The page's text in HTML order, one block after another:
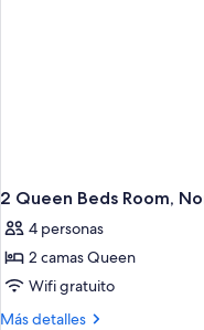
2 Queen Beds Room,
4 personas
2 camas Queen
Wifi gratuito
Más detalles
Más